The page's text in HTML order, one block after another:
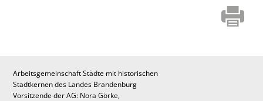
Arbeitsgemeinschaft Städte mit historischen
Stadtkernen des Landes Brandenburg
Vorsitzende der AG: Nora Görke,